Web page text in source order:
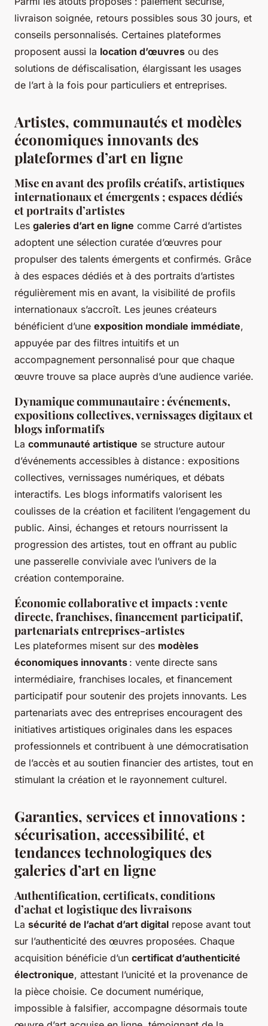
livraison soignée, retours possibles sous 30 jours, et
conseils personnalisés. Certaines plateformes
proposent aussi la location d’œuvres ou des
solutions de défiscalisation, élargissant les usages
de l’art à la fois pour particuliers et entreprises.
Artistes, communautés et modèles
économiques innovants des
plateformes d’art en ligne
Mise en avant des profils créatifs, artistiques
internationaux et émergents ; espaces dédiés
et portraits d’artistes
Les galeries d’art en ligne comme Carré d’artistes
adoptent une sélection curatée d’œuvres pour
propulser des talents émergents et confirmés. Grâce
à des espaces dédiés et à des portraits d’artistes
régulièrement mis en avant, la visibilité de profils
internationaux s’accroît. Les jeunes créateurs
bénéficient d’une exposition mondiale immédiate,
appuyée par des filtres intuitifs et un
accompagnement personnalisé pour que chaque
œuvre trouve sa place auprès d’une audience variée.
Dynamique communautaire : événements,
expositions collectives, vernissages digitaux et
blogs informatifs
La communauté artistique se structure autour
d’événements accessibles à distance : expositions
collectives, vernissages numériques, et débats
interactifs. Les blogs informatifs valorisent les
coulisses de la création et facilitent l’engagement du
public. Ainsi, échanges et retours nourrissent la
progression des artistes, tout en offrant au public
une passerelle conviviale avec l’univers de la
création contemporaine.
Économie collaborative et impacts : vente
directe, franchises, financement participatif,
partenariats entreprises-artistes
Les plateformes misent sur des modèles
économiques innovants : vente directe sans
intermédiaire, franchises locales, et financement
participatif pour soutenir des projets innovants. Les
partenariats avec des entreprises encouragent des
initiatives artistiques originales dans les espaces
professionnels et contribuent à une démocratisation
de l’accès et au soutien financier des artistes, tout en
stimulant la création et le rayonnement culturel.
Garanties, services et innovations :
sécurisation, accessibilité, et
tendances technologiques des
galeries d’art en ligne
Authentification, certificats, conditions
d’achat et logistique des livraisons
La sécurité de l’achat d’art digital repose avant tout
sur l’authenticité des œuvres proposées. Chaque
acquisition bénéficie d’un certificat d’authenticité
électronique, attestant l’unicité et la provenance de
la pièce choisie. Ce document numérique,
impossible à falsifier, accompagne désormais toute